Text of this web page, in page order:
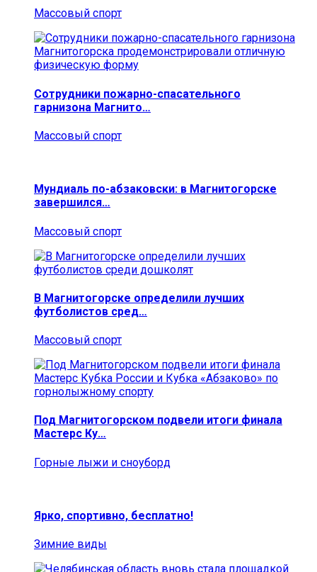
Массовый спорт
Сотрудники пожарно-спасательного
гарнизона Магнито…
Массовый спорт
Мундиаль по-абзаковски: в Магнитогорске
завершился…
Массовый спорт
В Магнитогорске определили лучших
футболистов сред…
Массовый спорт
Под Магнитогорском подвели итоги финала
Мастерс Ку…
Горные лыжи и сноуборд
Ярко, спортивно, бесплатно!
Зимние виды